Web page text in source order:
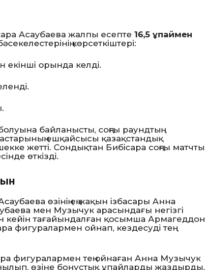
Асаубаева жалпы есепте 16,5 ұпаймен
көрсеткіштері:
екінші орында келді.
байланысты, соңғы раундтың
ешқайсысы қазақстандық
жетті. Сондықтан Бибісара соңғы матчты
өткізді.
өзінің ең жақын ізбасары Анна
мен Музычук арасындағы негізгі
кейін тағайындалған қосымша Армагеддон
фигуралармен ойнап, кездесуді тең
фигуралармен тең ойнаған Анна Музычук
өзіне бонустық ұпайларды жаздырды.